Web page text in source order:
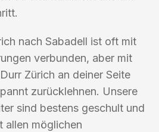
nach Sabadell ist oft mit
verbunden, aber mit
Zürich an deiner Seite
zurücklehnen. Unsere
sind bestens geschult und
allen möglichen